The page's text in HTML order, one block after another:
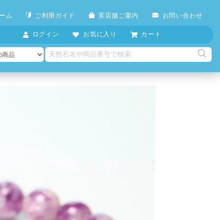
ム ご利用ガイド 実店舗ご案内 お問い合わせ
ログイン お気に入り カート